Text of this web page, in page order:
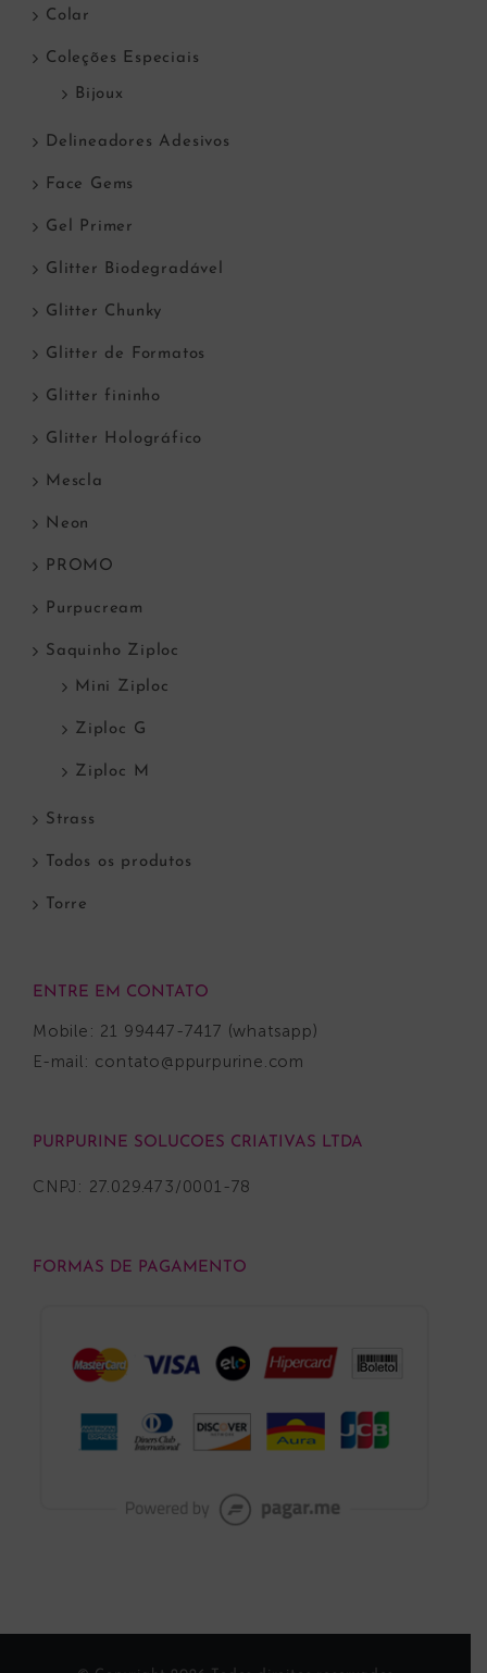
Colar
Coleções Especiais
Bijoux
Delineadores Adesivos
Face Gems
Gel Primer
Glitter Biodegradável
Glitter Chunky
Glitter de Formatos
Glitter fininho
Glitter Holográfico
Mescla
Neon
PROMO
Purpucream
Saquinho Ziploc
Mini Ziploc
Ziploc G
Ziploc M
Strass
Todos os produtos
Torre
ENTRE EM CONTATO
Mobile: 21 99447-7417 (whatsapp)
E-mail: contato@ppurpurine.com
PURPURINE SOLUCOES CRIATIVAS LTDA
CNPJ: 27.029.473/0001-78
FORMAS DE PAGAMENTO